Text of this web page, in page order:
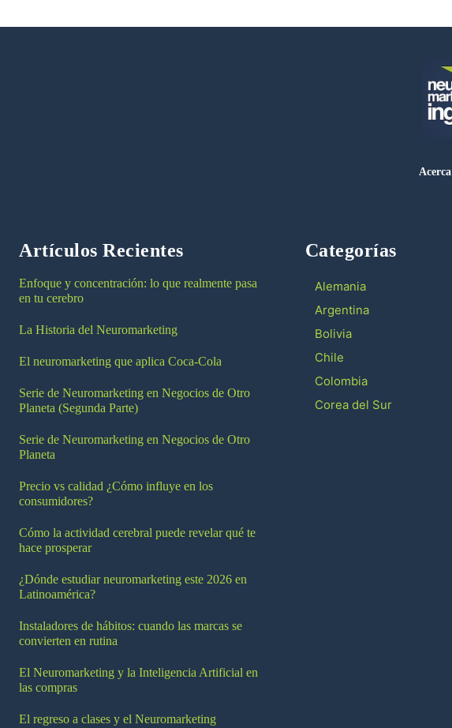
Artículos Recientes
Enfoque y concentración: lo que realmente pasa
en tu cerebro
La Historia del Neuromarketing
El neuromarketing que aplica Coca-Cola
Serie de Neuromarketing en Negocios de Otro
Planeta (Segunda Parte)
Serie de Neuromarketing en Negocios de Otro
Planeta
Precio vs calidad ¿Cómo influye en los
consumidores?
Cómo la actividad cerebral puede revelar qué te
hace prosperar
¿Dónde estudiar neuromarketing este 2026 en
Latinoamérica?
Instaladores de hábitos: cuando las marcas se
convierten en rutina
El Neuromarketing y la Inteligencia Artificial en
las compras
El regreso a clases y el Neuromarketing
Categorías
Alemania
Argentina
Bolivia
Chile
Colombia
Corea del Sur